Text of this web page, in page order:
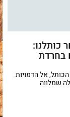
כותלנו:
בחרדת
אל הדמויות
שמלווה